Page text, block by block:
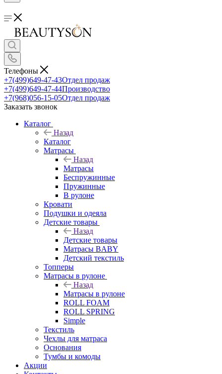
Телефоны
+7(499)649-47-43Отдел продаж
+7(499)649-47-44Производство
+7(968)056-15-05Отдел продаж
Заказать звонок
Каталог
Назад
Каталог
Матрасы
Назад
Матрасы
Беспружинные
Пружинные
В рулоне
Кровати
Подушки и одеяла
Детские товары
Назад
Детские товары
Матрасы BABY
Детский текстиль
Топперы
Матрасы в рулоне
Назад
Матрасы в рулоне
ROLL FOAM
ROLL SPRING
Simple
Текстиль
Чехлы для матраса
Основания
Тумбы и комоды
Акции